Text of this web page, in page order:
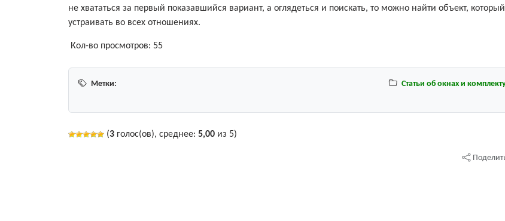
не хвататься за первый показавшийся вариант, а оглядеться и поискать, то можно найти объект,
устраивать во всех отношениях.
Кол-во просмотров: 55
Метки: Статьи об окнах и
(3 голос(ов), среднее: 5,00 из 5)